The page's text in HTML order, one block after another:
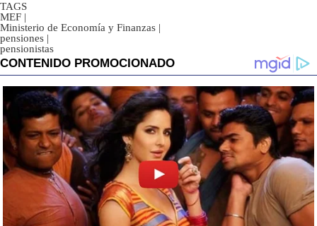
TAGS
MEF |
Ministerio de Economía y Finanzas |
pensiones |
pensionistas